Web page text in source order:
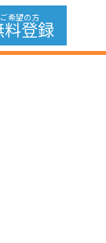
希望の方
料登録